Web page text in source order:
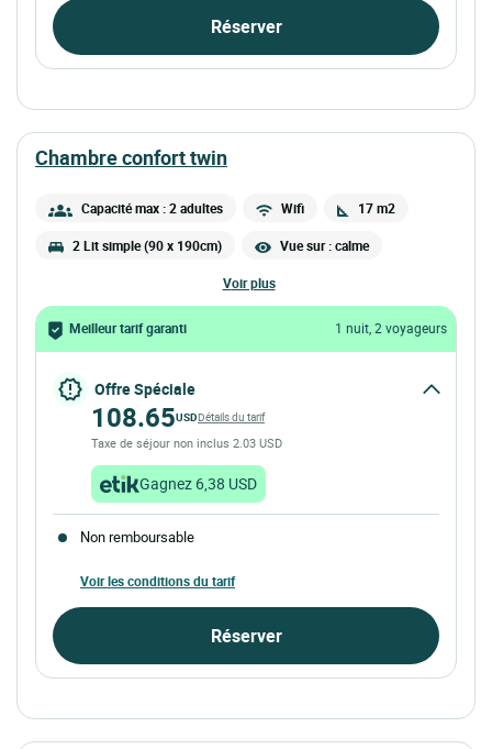
Réserver
chambre confort twin
Capacité max : 2 adultes Wifi 17 m2
2 Lit simple (90 x 190cm) Vue sur : calme
voir plus
Meilleur tarif garanti 1 nuit, 2 voyageurs
Offre Spéciale
108.65USDDétails du tarif
Taxe de séjour non inclus 2.03 USD
Gagnez 6,38 USD
Non remboursable
Voir les conditions du tarif
Réserver